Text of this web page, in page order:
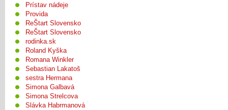
Prístav nádeje
Provida
ReŠtart Slovensko
ReŠtart Slovensko
rodinka.sk
Roland Kyška
Romana Winkler
Sebastian Lakatoš
sestra Hermana
Simona Galbavá
Simona Strelcova
Slávka Habrmanová